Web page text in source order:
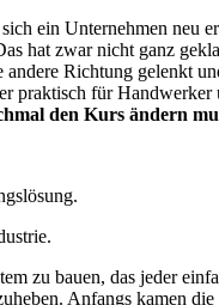
ein Unternehmen neu
hat zwar nicht ganz
andere Richtung gelenkt
praktisch für Handwerker
den Kurs ändern
zu bauen, das jeder
Anfangs kamen